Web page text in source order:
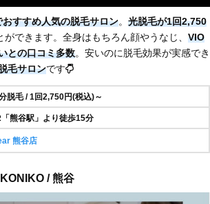
おすすめ人気の脱毛サロン。 光脱毛が1回2,750
ができます。全身はもちろん顔やうなじ、 VIO
との口コミ多数。安いのに脱毛効果が実感でき
毛サロンです
脱毛 / 1回2,750円(税込)～
熊谷駅」より徒歩15分
熊谷店
/ 熊谷